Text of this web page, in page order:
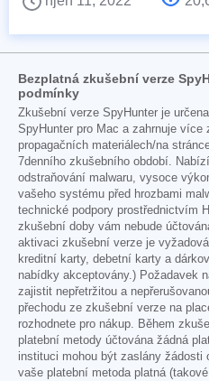
Bezplatná zkušební verze
podmínky
Zkušební verze SpyHunter je
SpyHunter pro Mac a zahrnuje více
propagačních materiálech/na
7denního zkušebního období.
odstraňování malwaru, vysoce
vašeho systému před hrozbami
technické podpory prostřednictvím
zkušební doby vám nebude
aktivaci zkušební verze je
kreditní karty, debetní karty a
nabídky akceptovány.) Požadavek
zajistit nepřetržitou a
přechodu ze zkušební verze na
rozhodnete pro nákup. Během
platební metody účtována žádná
instituci mohou být zaslány žádosti
vaše platební metoda platná